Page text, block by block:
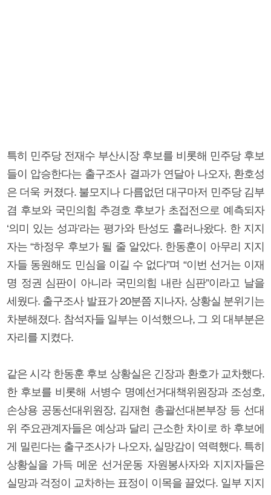
특히 민주당 전재수 부산시장 후보를 비롯해 민주당 후보
들이 압승한다는 출구조사 결과가 연달아 나오자, 환호성
은 더욱 커졌다. 불모지나 다름없던 대구마저 민주당 김부
겸 후보와 국민의힘 추경호 후보가 초접전으로 예측되자
‘의미 있는 성과’라는 평가와 탄성도 흘러나왔다. 한 지지
자는 “하정우 후보가 될 줄 알았다. 한동훈이 아무리 지지
자들 동원해도 민심을 이길 수 없다”며 “이번 선거는 이재
명 정권 심판이 아니라 국민의힘 내란 심판”이라고 날을
세웠다. 출구조사 발표가 20분쯤 지나자, 상황실 분위기는
차분해졌다. 참석자들 일부는 이석했으나, 그 외 대부분은
자리를 지켰다.
같은 시각 한동훈 후보 상황실은 긴장과 환호가 교차했다.
한 후보를 비롯해 서병수 명예선거대책위원장과 조성호,
손상용 공동선대위원장, 김재현 총괄선대본부장 등 선대
위 주요관계자들은 예상과 달리 근소한 차이로 하 후보에
게 밀린다는 출구조사가 나오자, 실망감이 역력했다. 특히
상황실을 가득 메운 선거운동 자원봉사자와 지지자들은
실망과 걱정이 교차하는 표정이 이목을 끌었다. 일부 지지